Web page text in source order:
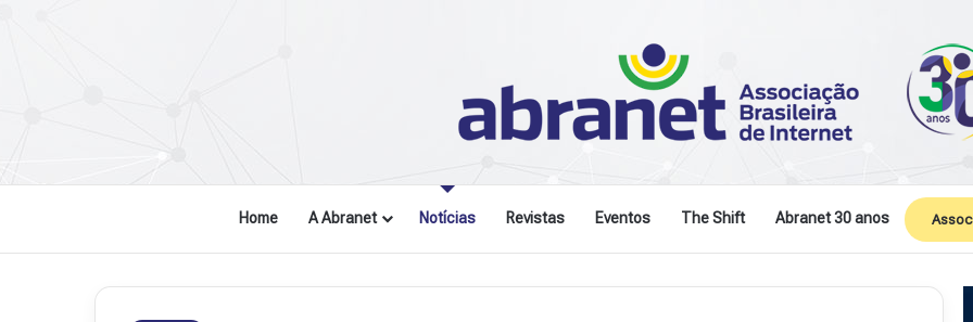
Home A Abranet Notícias Revistas Eventos The Shift Abranet 30 anos